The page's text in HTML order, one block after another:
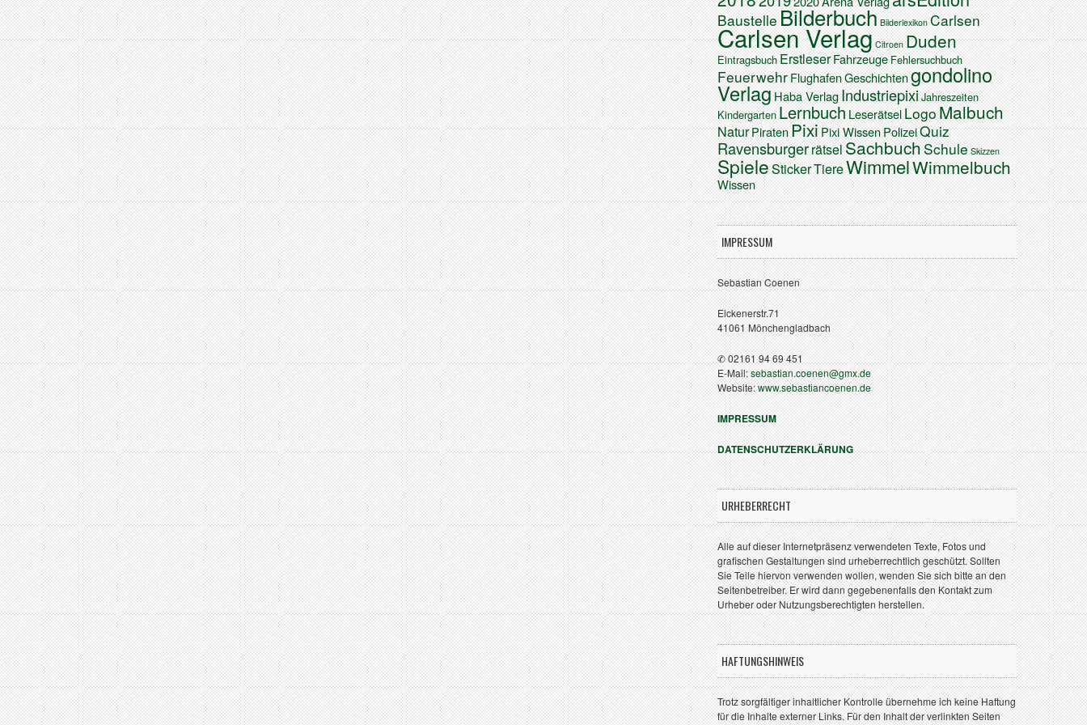
BaustelleBilderbuch Bilderlexikon Carlsen
Carlsen Verlag Citroen Duden
EintragsbuchErstleserFahrzeugeFehlersuchbuch
FeuerwehrFlughafenGeschichtengondolino
VerlagHaba VerlagIndustriepixiJahreszeiten
KindergartenLernbuchLeserätselLogoMalbuch
NaturPiratenPixiPixi WissenPolizeiQuiz
RavensburgerrätselSachbuchSchule Skizzen
SpieleStickerTiereWimmelWimmelbuch
Wissen
IMPRESSUM
Sebastian Coenen
Eickenerstr.71
41061 Mönchengladbach
✆ 02161 94 69 451
E-Mail:sebastian.coenen@gmx.de
Website:www.sebastiancoenen.de
IMPRESSUM
DATENSCHUTZERKLÄRUNG
URHEBERRECHT
Alle auf dieser Internetpräsenz verwendeten Texte, Fotos und
grafischen Gestaltungen sind urheberrechtlich geschützt. Sollten
Sie Teile hiervon verwenden wollen, wenden Sie sich bitte an den
Seitenbetreiber. Er wird dann gegebenenfalls den Kontakt zum
Urheber oder Nutzungsberechtigten herstellen.
HAFTUNGSHINWEIS
Trotz sorgfältiger inhaltlicher Kontrolle übernehme ich keine Haftung
für die Inhalte externer Links. Für den Inhalt der verlinkten Seiten